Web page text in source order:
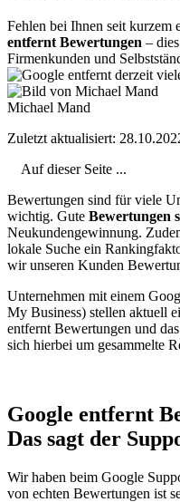
Fehlen bei Ihnen seit kurzem
entfernt Bewertungen –
Firmenkunden und
Michael Mand
Zuletzt aktualisiert:
Auf dieser Seite ...
Bewertungen sind für viele
wichtig. Gute Bewertungen
Neukundengewinnung.
lokale Suche ein
wir unseren Kunden
Unternehmen mit einem
My Business) stellen aktuell
entfernt Bewertungen und
sich hierbei um gesammelte
Google entfernt
Das sagt der
Wir haben beim Google
von echten Bewertungen ist